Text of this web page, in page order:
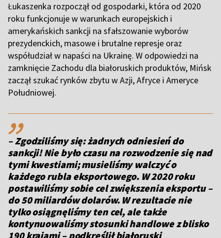
Łukaszenka rozpoczął od gospodarki, która od 2020
roku funkcjonuje w warunkach europejskich i
amerykańskich sankcji na sfałszowanie wyborów
prezydenckich, masowe i brutalne represje oraz
współudział w napaści na Ukrainę. W odpowiedzi na
zamknięcie Zachodu dla białoruskich produktów, Mińsk
zaczął szukać rynków zbytu w Azji, Afryce i Ameryce
Południowej.
,,
– Zgodziliśmy się: żadnych odniesień do
sankcji! Nie było czasu na rozwodzenie się nad
tymi kwestiami; musieliśmy walczyć o
każdego rubla eksportowego. W 2020 roku
postawiliśmy sobie cel zwiększenia eksportu –
do 50 miliardów dolarów. W rezultacie nie
tylko osiągnęliśmy ten cel, ale także
kontynuowaliśmy stosunki handlowe z blisko
190 krajami– podkreślił białoruski